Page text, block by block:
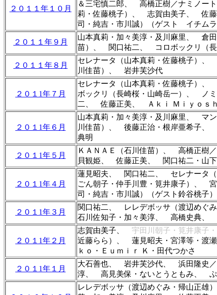
２０１１年１０月
＆三宅慎二郎、 高橋正樹／ナミノー
莉・佐藤桃子）、 志賀由美子、 佐
司・純吉・市川誠）（ゲスト イチム
２０１１年９月
山本真莉・加々美淳・及川麻里、 倉
苗）、 関口祐二、
コロボックリ（
２０１１年８月
セレナータ（山本真莉・佐藤桃子）
川佳苗）、 岩井芙沙代
２０１1年７月
セレナータ（山本真莉・佐藤桃子）、
ボックリ（長崎桜・山崎岳一）
、 ノ
二
、 佐藤正美、 Ａｋｉ Ｍｉｙｏｓ
２０１1年６月
山本真莉・加々美淳・及川麻里、 マ
川佳苗）
、 後藤正治・根岸亜希子、
典明
２０１1年５月
ＫＡＮＡＥ（石川佳苗）、 高橋正樹
貝観姫、 佐藤正美、 関口祐二・山
２０１1年４月
蓮見昭夫、 関口祐二、 セレナータ
ごん朝子・仲手川豊・筧井康子）、
司・純吉・市川誠）（ゲスト 鈴谷桃子
２０１1年３月
関口祐二、 レレデボッサ（渡辺めぐ
石川佐知子・加々美淳、 高橋史典、
２０１1年２月
志賀由美子、 宇田川朝子・筧井康子
近藤らら）、 蓮見昭夫・宮澤等・
ｋｏ・Ｅｕｍｉｒ Ｋ・田代つかさ
２０１1年１月
大石善也 、 岩井芙沙代、 浜田隆史
淳、 高見美保・ないとうともみ、
レレデボッサ（渡辺めぐみ・帰山正雄